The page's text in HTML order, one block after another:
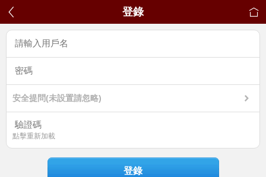
登錄
安全提問(未設置請忽略)
點擊重新加載
登錄